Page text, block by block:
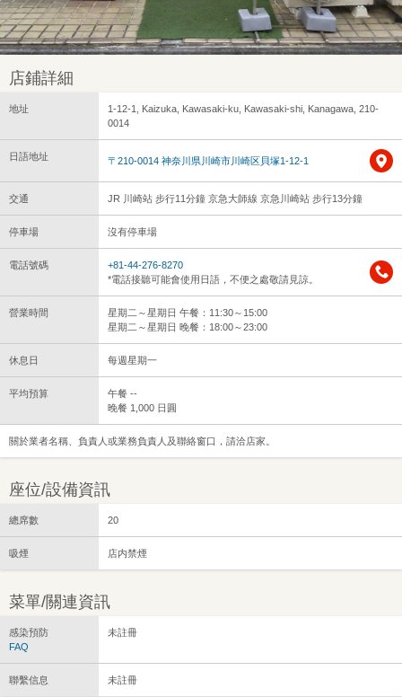
店鋪詳細
地址
1-12-1, Kaizuka, Kawasaki-ku, Kawasaki-shi, Kanagawa, 210-
0014
日語地址 〒210-0014 神奈川県川崎市川崎区貝塚1-12-1
交通 JR 川崎站 步行11分鐘 京急大師線 京急川崎站 步行13分鐘
停車場 沒有停車場
電話號碼
+81-44-276-8270
*電話接聽可能會使用日語，不便之處敬請見諒。
營業時間
星期二～星期日 午餐：11:30～15:00
星期二～星期日 晚餐：18:00～23:00
休息日 每週星期一
平均預算
午餐 --
晚餐 1,000 日圓
關於業者名稱、負責人或業務負責人及聯絡窗口，請洽店家。
座位/設備資訊
總席數 20
吸煙 店内禁煙
菜單/關連資訊
感染預防
FAQ
未註冊
聯繫信息 未註冊